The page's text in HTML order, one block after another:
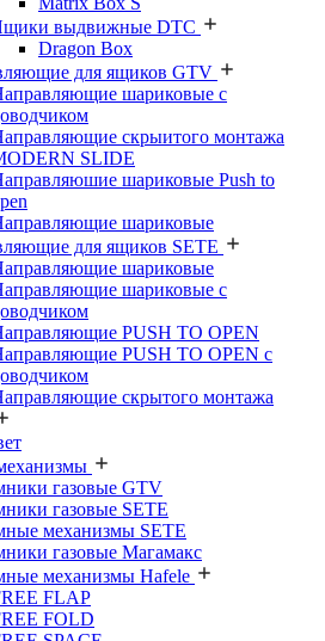
выдвижные DTC
Dragon Box
для ящиков GTV
шариковые с
скрыитого монтажа
SLIDE
шариковые Push to
шариковые
для ящиков SETE
шариковые
шариковые с
PUSH TO OPEN
PUSH TO OPEN с
скрытого монтажа
газовые GTV
газовые SETE
механизмы SETE
газовые Магамакс
механизмы Hafele
FLAP
FOLD